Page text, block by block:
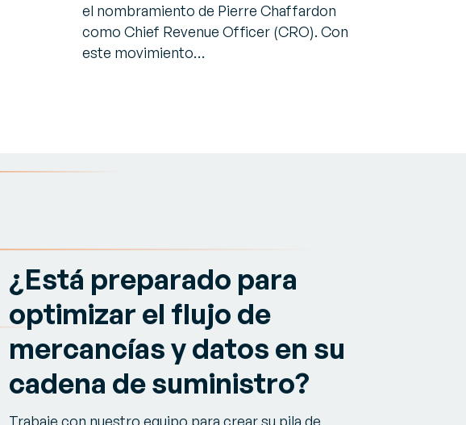
el nombramiento de Pierre Chaffardon
como Chief Revenue Officer (CRO). Con
este movimiento…
¿Está preparado para
optimizar el flujo de
mercancías y datos en su
cadena de suministro?
Trabaje con nuestro equipo para crear su pila de